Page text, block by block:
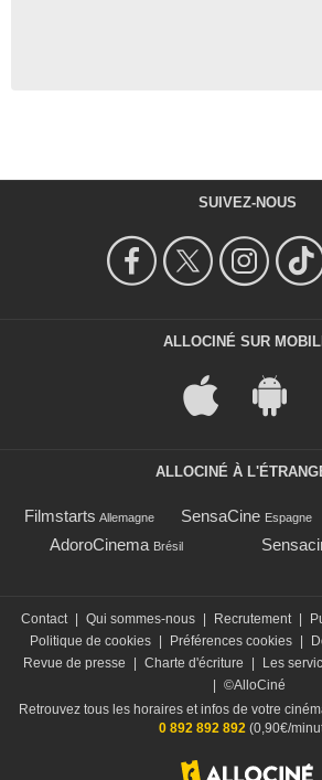
SUIVEZ-NOUS
ALLOCINÉ SUR
ALLOCINÉ À
Filmstarts Allemagne SensaCine Espagne
AdoroCinema Brésil
Contact | Qui sommes-nous | Recrutement |
Politique de cookies | Préférences cookies |
Revue de presse
| Charte d'écriture | Les
| ©AlloCiné
Retrouvez tous les horaires et infos de votre
0 892 892 892(0,90€/